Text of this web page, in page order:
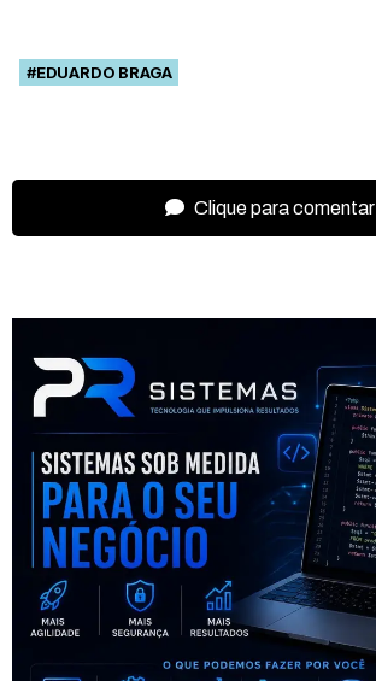
#EDUARDO BRAGA
Clique para comentar